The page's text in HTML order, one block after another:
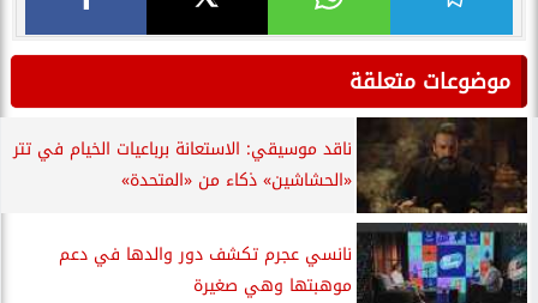
موضوعات متعلقة
ناقد موسيقي: الاستعانة برباعيات الخيام في تتر
«الحشاشين» ذكاء من «المتحدة»
نانسي عجرم تكشف دور والدها في دعم
موهبتها وهي صغيرة